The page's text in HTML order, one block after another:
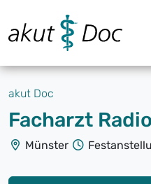
akut Doc
Facharzt
Münster